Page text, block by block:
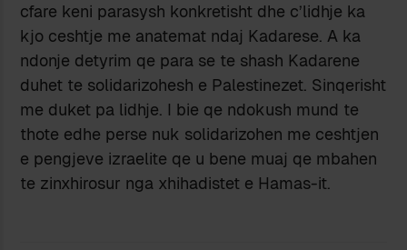
cfare keni parasysh konkretisht dhe c’lidhje ka
kjo ceshtje me anatemat ndaj Kadarese. A ka
ndonje detyrim qe para se te shash Kadarene
duhet te solidarizohesh e Palestinezet. Sinqerisht
me duket pa lidhje. I bie qe ndokush mund te
thote edhe perse nuk solidarizohen me ceshtjen
e pengjeve izraelite qe u bene muaj qe mbahen
te zinxhirosur nga xhihadistet e Hamas-it.